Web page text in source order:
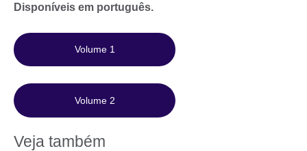
Disponíveis em português.
Volume 1
Volume 2
Veja também